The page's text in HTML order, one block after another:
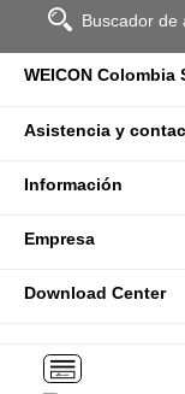
Buscador de
WEICON Colombia
Asistencia y
Información
Empresa
Download Center